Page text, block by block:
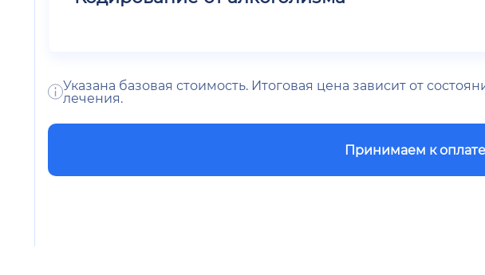
Указана базовая стоимость. Итоговая цена зависит от
лечения.
Принимаем к